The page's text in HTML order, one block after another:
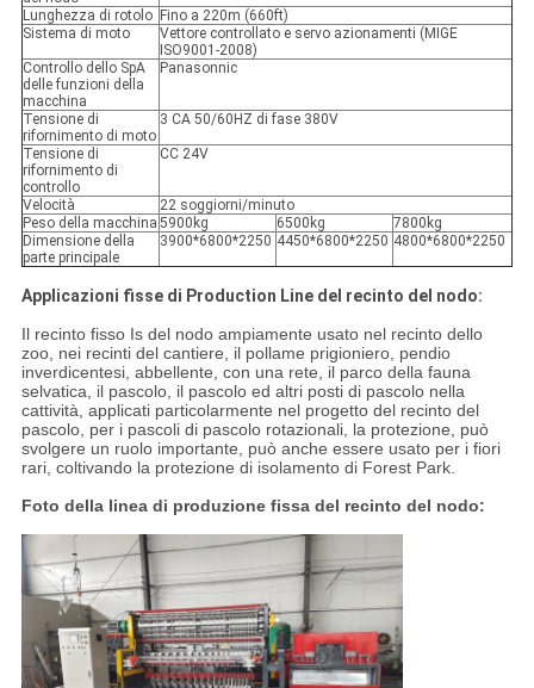
Lunghezza di rotolo Fino a 220m (660ft)
Sistema di moto
Vettore controllato e servo azionamenti (MIGE
ISO9001-2008)
Controllo dello SpA
delle funzioni della
macchina
Panasonnic
Tensione di
rifornimento di moto
3 CA 50/60HZ di fase 380V
Tensione di
rifornimento di
controllo
CC 24V
Velocità
22 soggiorni/minuto
Peso della macchina 5900kg 6500kg
7800kg
Dimensione della
parte principale
3900*6800*2250 4450*6800*2250 4800*6800*2250
Applicazioni fisse di Production Line del recinto del nodo:
Il recinto fisso Is del nodo ampiamente usato nel recinto dello
zoo, nei recinti del cantiere, il pollame prigioniero, pendio
inverdicentesi, abbellente, con una rete, il parco della fauna
selvatica, il pascolo, il pascolo ed altri posti di pascolo nella
cattività, applicati particolarmente nel progetto del recinto del
pascolo, per i pascoli di pascolo rotazionali, la protezione, può
svolgere un ruolo importante, può anche essere usato per i fiori
rari, coltivando la protezione di isolamento di Forest Park.
Foto della linea di produzione fissa del recinto del nodo: